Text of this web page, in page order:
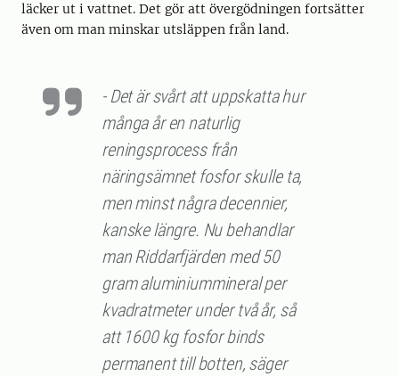
läcker ut i vattnet. Det gör att övergödningen fortsätter
även om man minskar utsläppen från land.
- Det är svårt att uppskatta hur
många år en naturlig
reningsprocess från
näringsämnet fosfor skulle ta,
men minst några decennier,
kanske längre. Nu behandlar
man Riddarfjärden med 50
gram aluminiummineral per
kvadratmeter under två år, så
att 1600 kg fosfor binds
permanent till botten, säger